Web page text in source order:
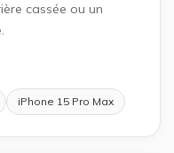
cassée ou un
iPhone 15 Pro Max